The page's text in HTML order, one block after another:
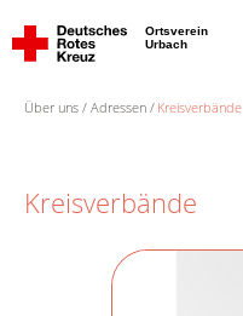
Ortsverein
Urbach
Über uns Adressen Kreisverbände
Kreisverbände